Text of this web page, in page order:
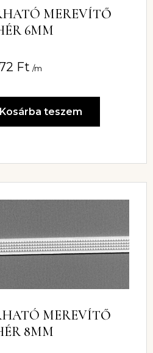
MEREVÍTŐ
6MM
Ft /m
Kosárba teszem
MEREVÍTŐ
8MM